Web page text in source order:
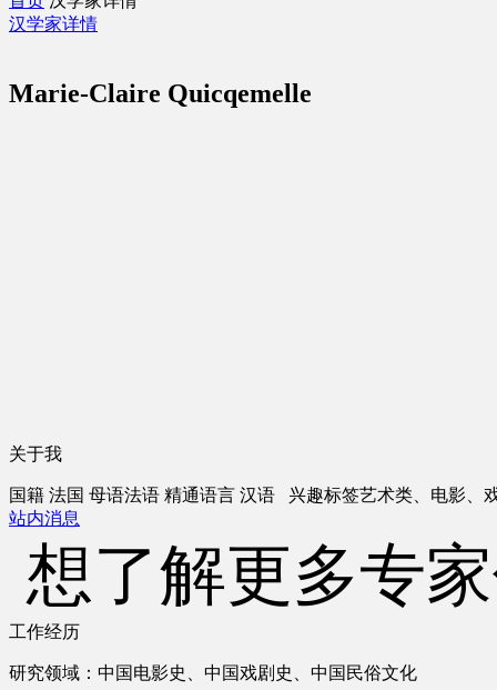
汉学家详情
Marie-Claire Quicqemelle
关于我
国籍 法国 母语法语 精通语言 汉语 兴趣标签艺术类、电影、
站内消息
想了解更多专
工作经历
研究领域：中国电影史、中国戏剧史、中国民俗文化